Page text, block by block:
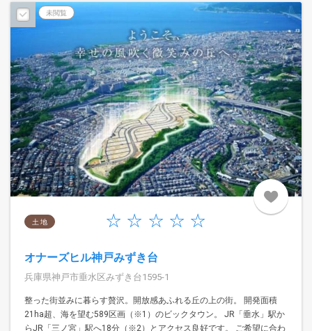
未閲覧
土 地
オナーズヒル神戸みずき台
兵庫県神戸市垂水区みずき台1595-1
整った街並みに暮らす贅沢。開放感あふれる丘の上の街。 開発面積
21ha超、海を望む589区画（※1）のビックタウン。 JR「垂水」駅か
らJR「三ノ宮」駅へ18分（※2）とアクセス良好です。 ご希望に合わ